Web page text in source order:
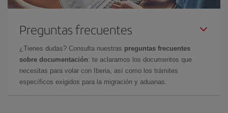
Preguntas frecuentes
¿Tienes dudas? Consulta nuestras preguntas frecuentes
sobre documentación: te aclaramos los documentos que
necesitas para volar con Iberia, así como los trámites
específicos exigidos para la migración y aduanas.